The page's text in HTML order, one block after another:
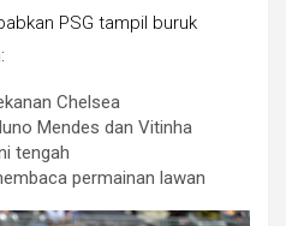
PSG tampil buruk
Chelsea
Mendes dan Vitinha
tengah
permainan lawan